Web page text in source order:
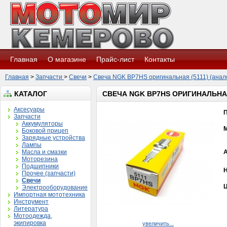
Главная О магазине Прайс-лист Контакты
Главная > Запчасти > Свечи > Свеча NGK BP7HS оригинальная (5111)
КАТАЛОГ
Аксесуары
Запчасти
Аккумуляторы
Боковой прицеп
Зарядные устройства
Лампы
Масла и смазки
Моторезина
Подшипники
Прочее (запчасти)
Свечи
Электрооборудование
Импортная мототехника
Инструмент
Литература
Мотоодежда,
экипировка
СВЕЧА NGK BP7HS
увеличить...